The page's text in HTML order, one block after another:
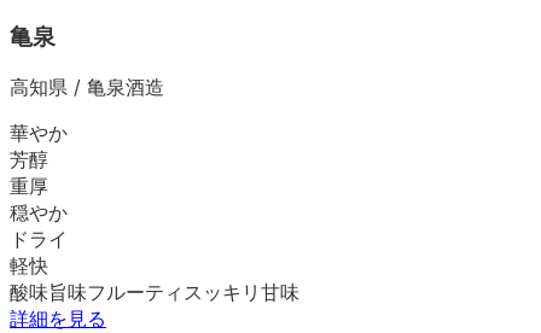
亀泉
高知県 / 亀泉酒造
華やか
芳醇
重厚
穏やか
ドライ
軽快
酸味旨味フルーティ スッキリ 甘味
詳細を見る